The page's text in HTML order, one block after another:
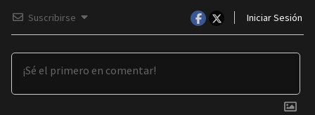
Suscribirse Iniciar Sesión